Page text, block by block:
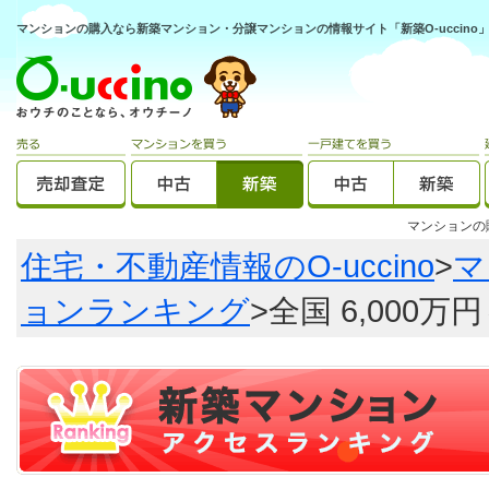
マンションの購入なら新築マンション・分譲マンションの情報サイト「新築O-uccino」
マンション
住宅・不動産情報のO-uccino>
ョンランキング>全国 6,000万